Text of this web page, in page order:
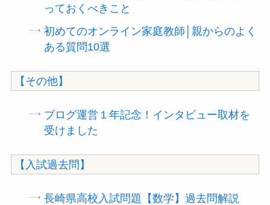
っておくべきこと
初めてのオンライン家庭教師│親からのよく
ある質問10選
【その他】
ブログ運営１年記念！インタビュー取材を
受けました
【入試過去問】
長崎県高校入試問題【数学】過去問解説